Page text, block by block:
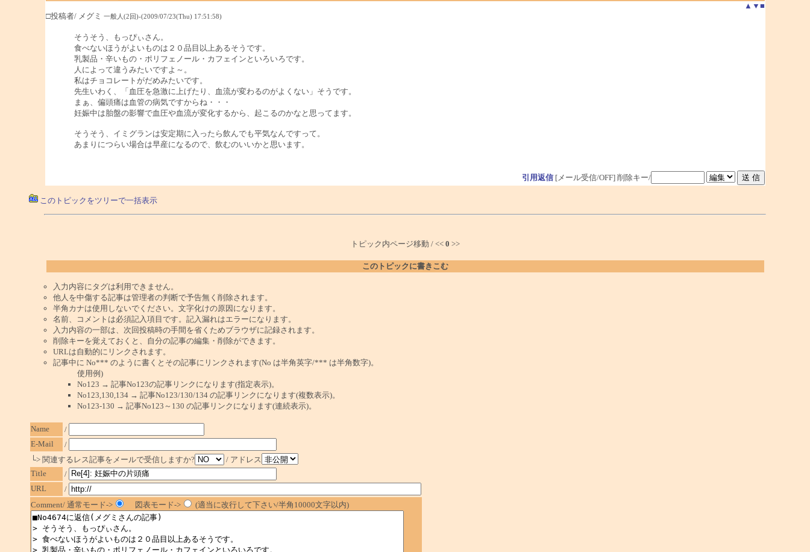
▲ ▼ ■
□投稿者/ メグミ 一般人(2回)-(2009/07/23(Thu) 17:51:58)
そうそう、もっぴぃさん。
食べないほうがよいものは２０品目以上あるそうです。
乳製品・辛いもの・ポリフェノール・カフェインといろいろです。
人によって違うみたいですよ～。
私はチョコレートがだめみたいです。
先生いわく、「血圧を急激に上げたり、血流が変わるのがよくない」そうです。
まぁ、偏頭痛は血管の病気ですからね・・・
妊娠中は胎盤の影響で血圧や血流が変化するから、起こるのかなと思ってます。
そうそう、イミグランは安定期に入ったら飲んでも平気なんですって。
あまりにつらい場合は早産になるので、飲むのいいかと思います。
引用返信[メール受信/OFF] 削除キー/
このトピックをツリーで一括表示
トピック内ページ移動 / << 0 >>
このトピックに書きこむ
入力内容にタグは利用できません。
他人を中傷する記事は管理者の判断で予告無く削除されます。
半角カナは使用しないでください。文字化けの原因になります。
名前、コメントは必須記入項目です。記入漏れはエラーになります。
入力内容の一部は、次回投稿時の手間を省くためブラウザに記録されます。
削除キーを覚えておくと、自分の記事の編集・削除ができます。
URLは自動的にリンクされます。
記事中に No*** のように書くとその記事にリンクされます(No は半角英字/*** は半角数字)。
使用例)
No123 → 記事No123の記事リンクになります(指定表示)。
No123,130,134 → 記事No123/130/134 の記事リンクになります(複数表示)。
No123-130 → 記事No123～130 の記事リンクになります(連続表示)。
Name
/
E-Mail
/
└> 関連するレス記事をメールで受信しますか?
/ アドレス
Title
/
URL
/
Comment/ 通常モード->
図表モード-> (適当に改行して下さい/半角10000文字以内)